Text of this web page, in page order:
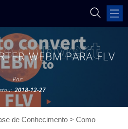
WEBM PARA FLV
Por:
2018-12-27
de Conhecimento> Como